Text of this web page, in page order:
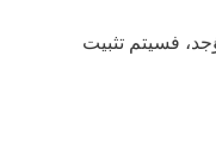
إذا وُجد، فسيتم تثبيت